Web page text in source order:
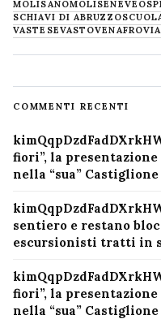
MOLISANOMOLISENEVE
SCHIAVI DI ABRUZZO
VASTESEVASTOVENAFRO
COMMENTI RECENTI
fiori”, la
nella “sua”
sentiero e restano
escursionisti tratti in
fiori”, la
nella “sua”